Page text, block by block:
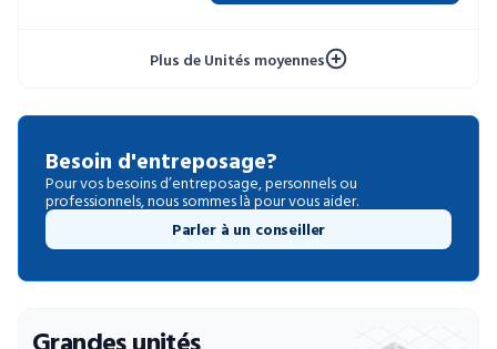
Plus de Unités moyennes
Besoin d'entreposage?
Pour vos besoins d’entreposage, personnels ou
professionnels, nous sommes là pour vous aider.
Parler à un conseiller